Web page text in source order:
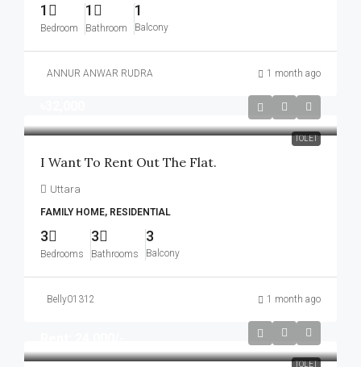
1
Bedroom
1
Bathroom
1
Balcony
ANNUR ANWAR RUDRA 1 month ago
TOLET
I Want To Rent Out The Flat.
Uttara
FAMILY HOME, RESIDENTIAL
3
Bedrooms
3
Bathrooms
3
Balcony
Belly01312 1 month ago
TOLET